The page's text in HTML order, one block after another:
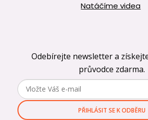
Natáčíme videa
Odebírejte newsletter a
průvodce zdarma.
PŘIHLÁSIT SE K ODBĚRU